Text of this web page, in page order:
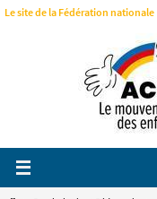
Le site de la Fédération nationale